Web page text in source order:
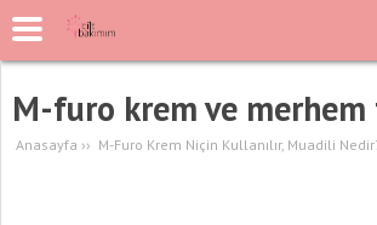
M-furo krem ve merhem
Anasayfa ›› M-Furo Krem Niçin Kullanılır, Muadili